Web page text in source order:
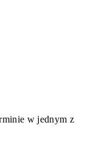
w jednym z